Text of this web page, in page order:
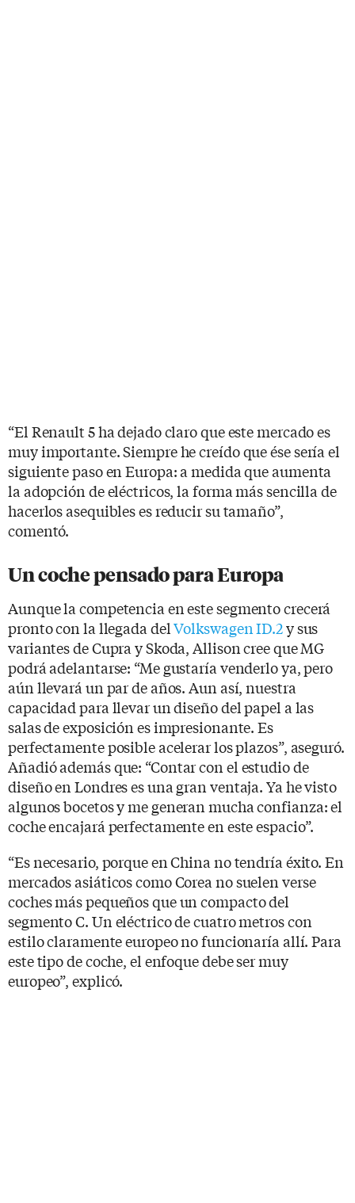
“El Renault 5 ha dejado claro que este mercado es
muy importante. Siempre he creído que ése sería el
siguiente paso en Europa: a medida que aumenta
la adopción de eléctricos, la forma más sencilla de
hacerlos asequibles es reducir su tamaño”,
comentó.
Un coche pensado para Europa
Aunque la competencia en este segmento crecerá
pronto con la llegada delVolkswagen ID.2y sus
variantes de Cupra y Skoda, Allison cree que MG
podrá adelantarse: “Me gustaría venderlo ya, pero
aún llevará un par de años. Aun así, nuestra
capacidad para llevar un diseño del papel a las
salas de exposición es impresionante. Es
perfectamente posible acelerar los plazos”, aseguró.
Añadió además que: “Contar con el estudio de
diseño en Londres es una gran ventaja. Ya he visto
algunos bocetos y me generan mucha confianza: el
coche encajará perfectamente en este espacio”.
“Es necesario, porque en China no tendría éxito. En
mercados asiáticos como Corea no suelen verse
coches más pequeños que un compacto del
segmento C. Un eléctrico de cuatro metros con
estilo claramente europeo no funcionaría allí. Para
este tipo de coche, el enfoque debe ser muy
europeo”, explicó.